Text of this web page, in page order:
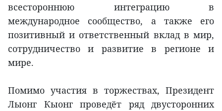
всестороннюю интеграцию в
международное сообщество, а также его
позитивный и ответственный вклад в мир,
сотрудничество и развитие в регионе и
мире.
Помимо участия в торжествах, Президент
Лыонг Кыонг проведёт ряд двусторонних